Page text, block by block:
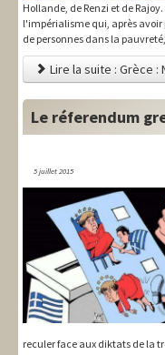
Hollande, de Renzi et de
l'impérialisme qui, après
de personnes dans la
Lire la suite : Grèce :
Le réferendum
5 juillet 2015
reculer face aux diktats de la